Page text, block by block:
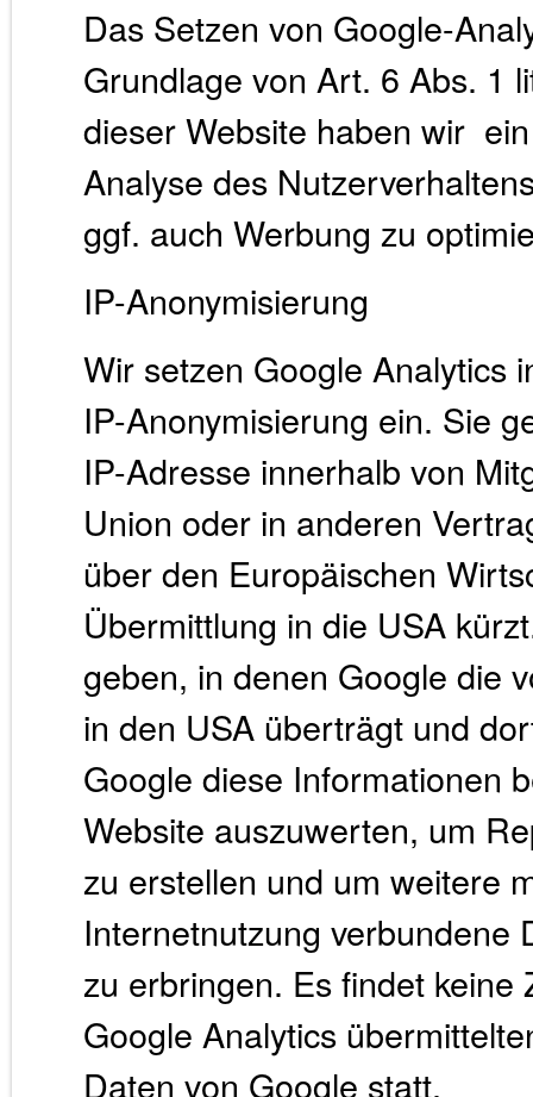
Das Setzen von Google-
Grundlage von Art. 6 Abs. 1
dieser Website haben wir
Analyse des
ggf. auch Werbung zu
IP-Anonymisierung
Wir setzen Google Analytics
IP-Anonymisierung ein. Sie
IP-Adresse innerhalb von
Union oder in anderen
über den Europäischen
Übermittlung in die USA
geben, in denen Google die
in den USA überträgt und
Google diese Informationen
Website auszuwerten, um
zu erstellen und um weitere
Internetnutzung verbundene
zu erbringen. Es findet
Google Analytics
Daten von Google statt.